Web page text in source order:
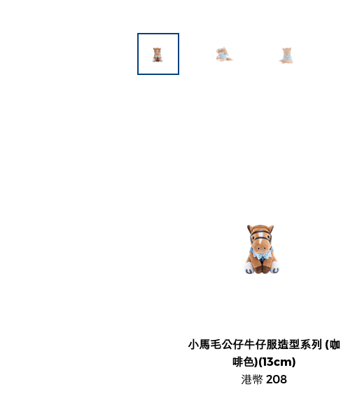
小馬毛公仔牛仔服造型系列 (咖
啡色)(13cm)
港幣 208